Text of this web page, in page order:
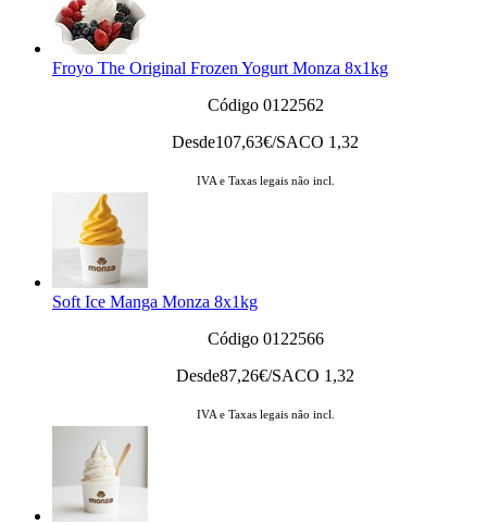
Froyo The Original Frozen Yogurt Monza 8x1kg
Código 0122562
Desde107,63€/SACO 1,32
IVA e Taxas legais não incl.
Soft Ice Manga Monza 8x1kg
Código 0122566
Desde87,26€/SACO 1,32
IVA e Taxas legais não incl.